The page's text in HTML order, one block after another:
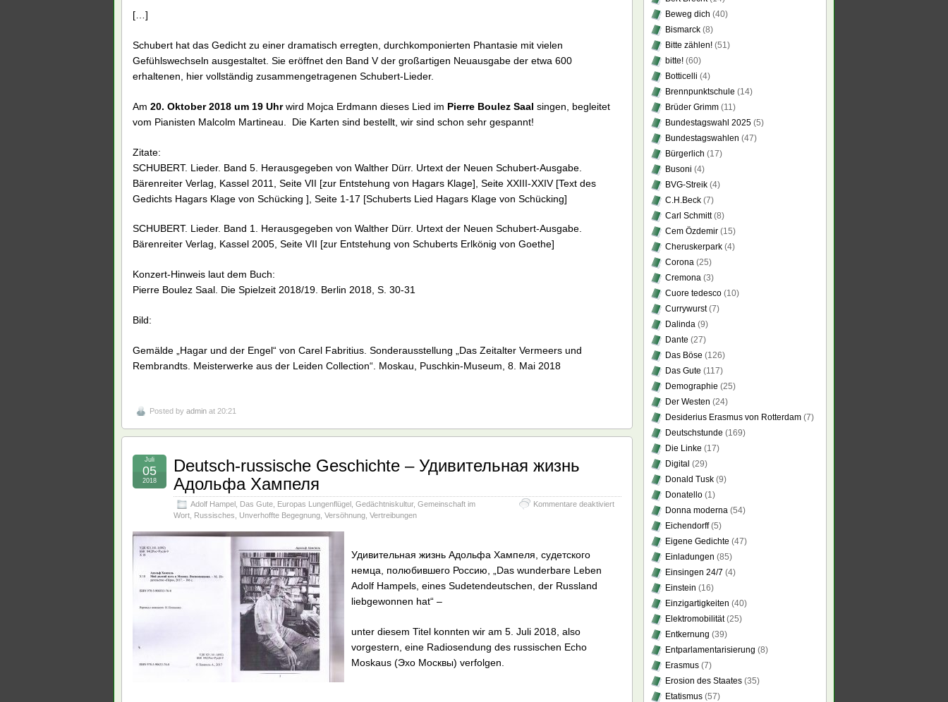
[…]
Schubert hat das Gedicht zu einer dramatisch erregten, durchkomponierten Phantasie mit vielen
Gefühlswechseln ausgestaltet. Sie eröffnet den Band V der großartigen Neuausgabe der etwa 600
erhaltenen, hier vollständig zusammengetragenen Schubert-Lieder.
Am 20. Oktober 2018 um 19 Uhrwird Mojca Erdmann dieses Lied im Pierre Boulez Saal singen, begleitet
vom Pianisten Malcolm Martineau. Die Karten sind bestellt, wir sind schon sehr gespannt!
Zitate:
SCHUBERT. Lieder. Band 5. Herausgegeben von Walther Dürr. Urtext der Neuen Schubert-Ausgabe.
Bärenreiter Verlag, Kassel 2011, Seite VII [zur Entstehung von Hagars Klage], Seite XXIII-XXIV [Text des
Gedichts Hagars Klage von Schücking ], Seite 1-17 [Schuberts Lied Hagars Klage von Schücking]
SCHUBERT. Lieder. Band 1. Herausgegeben von Walther Dürr. Urtext der Neuen Schubert-Ausgabe.
Bärenreiter Verlag, Kassel 2005, Seite VII [zur Entstehung von Schuberts Erlkönig von Goethe]
Konzert-Hinweis laut dem Buch:
Pierre Boulez Saal. Die Spielzeit 2018/19. Berlin 2018, S. 30-31
Bild:
Gemälde „Hagar und der Engel“ von Carel Fabritius. Sonderausstellung „Das Zeitalter Vermeers und
Rembrandts. Meisterwerke aus der Leiden Collection“. Moskau, Puschkin-Museum, 8. Mai 2018
Posted by admin at 20:21
Deutsch-russische Geschichte – Удивительная жизнь
Адольфа Хампеля
Adolf Hampel Das Gute Europas Lungenflügel Gedächtniskultur, Gemeinschaft im
Wort Russisches Unverhoffte Begegnung Versöhnung Vertreibungen
Kommentare deaktiviertfür
Удивительная
Juli
05
2018
Удивительная жизнь Адольфа Хампеля, судетского
немца, полюбившего Россию, „Das wunderbare Leben
Adolf Hampels, eines Sudetendeutschen, der Russland
liebgewonnen hat“ –
unter diesem Titel konnten wir am 5. Juli 2018, also
vorgestern, eine Radiosendung des russischen Echo
Moskaus (Эхо Москвы) verfolgen.
Beweg dich (40)
Bismarck (8)
Bitte zählen! (51)
bitte! (60)
Botticelli (4)
Brennpunktschule (14)
Brüder Grimm (11)
Bundestagswahl 2025 (5)
Bundestagswahlen (47)
Bürgerlich (17)
Busoni (4)
BVG-Streik (4)
C.H.Beck (7)
Carl Schmitt(8)
Cem Özdemir (15)
Cheruskerpark (4)
Corona (25)
Cremona (3)
Cuore tedesco (10)
Currywurst(7)
Dalinda (9)
Dante (27)
Das Böse (126)
Das Gute (117)
Demographie (25)
Der Westen (24)
Desiderius Erasmus von Rotterdam (7)
Deutschstunde (169)
Die Linke (17)
Digital (29)
Donald Tusk (9)
Donatello (1)
Donna moderna (54)
Eichendorff(5)
Eigene Gedichte (47)
Einladungen (85)
Einsingen 24/7 (4)
Einstein (16)
Einzigartigkeiten (40)
Elektromobilität(25)
Entkernung (39)
Entparlamentarisierung (8)
Erasmus (7)
Erosion des Staates (35)
Etatismus (57)